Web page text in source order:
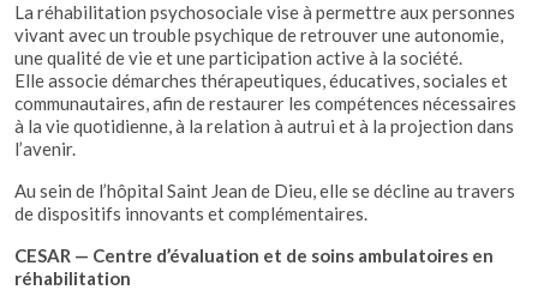
La réhabilitation psychosociale vise à permettre aux personnes
vivant avec un trouble psychique de retrouver une autonomie,
une qualité de vie et une participation active à la société.
Elle associe démarches thérapeutiques, éducatives, sociales et
communautaires, afin de restaurer les compétences nécessaires
à la vie quotidienne, à la relation à autrui et à la projection dans
l’avenir.
Au sein de l’hôpital Saint Jean de Dieu, elle se décline au travers
de dispositifs innovants et complémentaires.
CESAR — Centre d’évaluation et de soins ambulatoires en
réhabilitation